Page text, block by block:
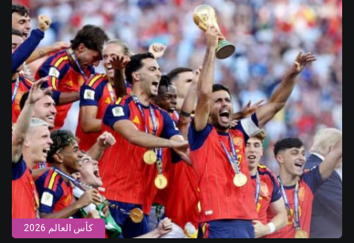
كأس العالم 2026